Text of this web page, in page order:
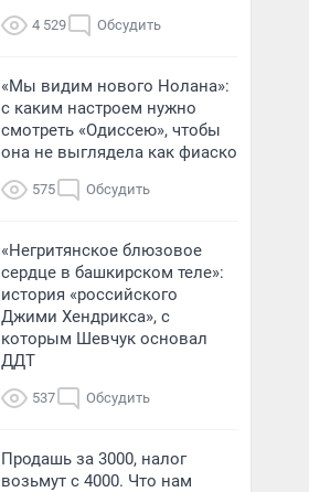
4 529 Обсудить
«Мы видим нового Нолана»:
с каким настроем нужно
смотреть «Одиссею», чтобы
она не выглядела как фиаско
575 Обсудить
«Негритянское блюзовое
сердце в башкирском теле»:
история «российского
Джими Хендрикса», с
которым Шевчук основал
ДДТ
537 Обсудить
Продашь за 3000, налог
возьмут с 4000. Что нам